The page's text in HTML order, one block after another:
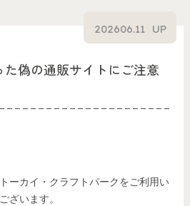
偽の通販サイトにご注意
202606.11 UP
ーカイ・クラフトパークをご利用い
ざいます。